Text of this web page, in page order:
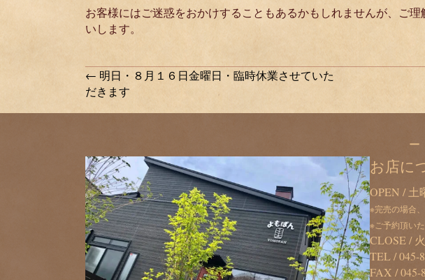
お客様にはご迷惑をおかけすることもあるかもしれませんが、ご
いします。
Posts
navigation
← 明日・８月１６日金曜日・臨時休業させていた
だきます
お店に
OPEN /
※完売の場合
※ご予約頂い
CLOSE /
TEL /045-
FAX / 045-